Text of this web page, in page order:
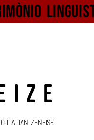
ITALIAN-ZENEISE